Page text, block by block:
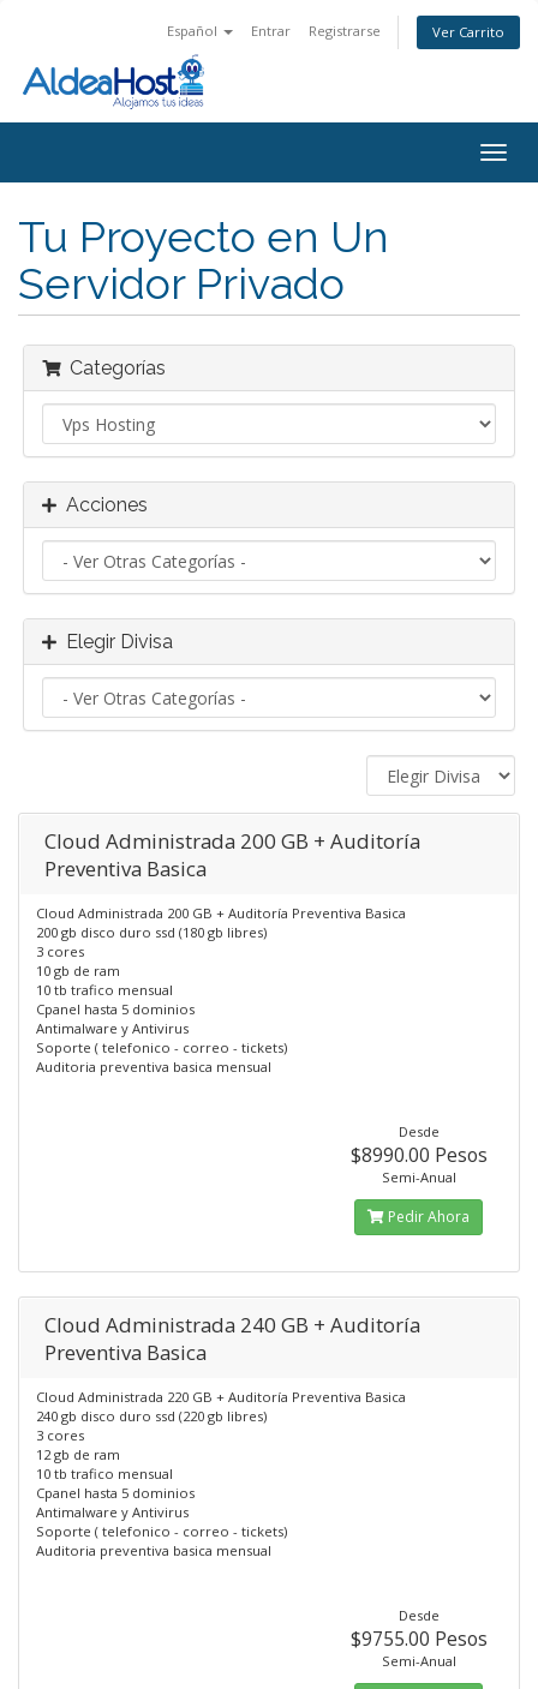
Español Entrar Registrarse Ver Carrito
Tu Proyecto en Un
Servidor Privado
Categorías
Acciones
Elegir Divisa
Cloud Administrada 200 GB + Auditoría
Preventiva Basica
Cloud Administrada 200 GB + Auditoría Preventiva Basica
200 gb disco duro ssd (180 gb libres)
3 cores
10 gb de ram
10 tb trafico mensual
Cpanel hasta 5 dominios
Antimalware y Antivirus
Soporte ( telefonico - correo - tickets)
Auditoria preventiva basica mensual
Desde
$8990.00 Pesos
Semi-Anual
Pedir Ahora
Cloud Administrada 240 GB + Auditoría
Preventiva Basica
Cloud Administrada 220 GB + Auditoría Preventiva Basica
240 gb disco duro ssd (220 gb libres)
3 cores
12 gb de ram
10 tb trafico mensual
Cpanel hasta 5 dominios
Antimalware y Antivirus
Soporte ( telefonico - correo - tickets)
Auditoria preventiva basica mensual
Desde
$9755.00 Pesos
Semi-Anual